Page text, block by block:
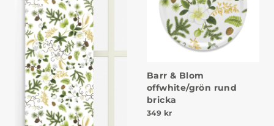
Barr & Blom
offwhite/grön rund
bricka
349 kr